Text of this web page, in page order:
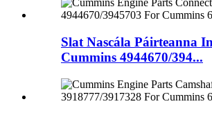
Slat Nascála Páirteanna
Cummins 4944670/394...